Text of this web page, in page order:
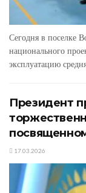
Сегодня в поселке
национального
эксплуатацию
Президент
17.03.2026